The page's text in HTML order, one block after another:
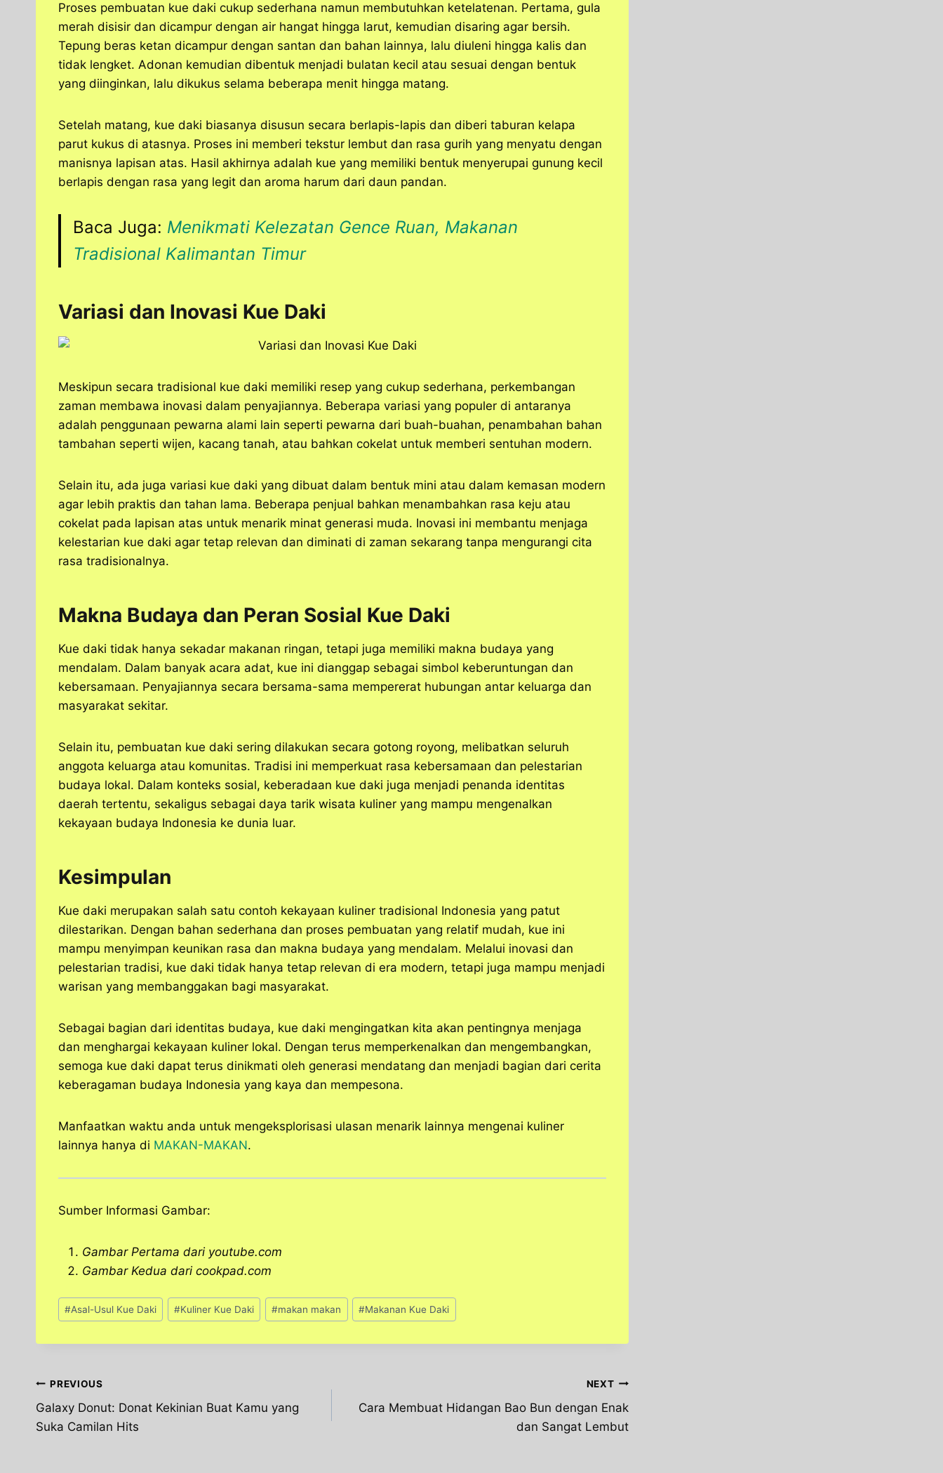
Proses pembuatan kue daki cukup sederhana namun membutuhkan ketelatenan. Pertama, gula
merah disisir dan dicampur dengan air hangat hingga larut, kemudian disaring agar bersih.
Tepung beras ketan dicampur dengan santan dan bahan lainnya, lalu diuleni hingga kalis dan
tidak lengket. Adonan kemudian dibentuk menjadi bulatan kecil atau sesuai dengan bentuk
yang diinginkan, lalu dikukus selama beberapa menit hingga matang.
Setelah matang, kue daki biasanya disusun secara berlapis-lapis dan diberi taburan kelapa
parut kukus di atasnya. Proses ini memberi tekstur lembut dan rasa gurih yang menyatu dengan
manisnya lapisan atas. Hasil akhirnya adalah kue yang memiliki bentuk menyerupai gunung kecil
berlapis dengan rasa yang legit dan aroma harum dari daun pandan.
Baca Juga: Menikmati Kelezatan Gence Ruan, Makanan
Tradisional Kalimantan Timur
Variasi dan Inovasi Kue Daki
Meskipun secara tradisional kue daki memiliki resep yang cukup sederhana, perkembangan
zaman membawa inovasi dalam penyajiannya. Beberapa variasi yang populer di antaranya
adalah penggunaan pewarna alami lain seperti pewarna dari buah-buahan, penambahan bahan
tambahan seperti wijen, kacang tanah, atau bahkan cokelat untuk memberi sentuhan modern.
Selain itu, ada juga variasi kue daki yang dibuat dalam bentuk mini atau dalam kemasan modern
agar lebih praktis dan tahan lama. Beberapa penjual bahkan menambahkan rasa keju atau
cokelat pada lapisan atas untuk menarik minat generasi muda. Inovasi ini membantu menjaga
kelestarian kue daki agar tetap relevan dan diminati di zaman sekarang tanpa mengurangi cita
rasa tradisionalnya.
Makna Budaya dan Peran Sosial Kue Daki
Kue daki tidak hanya sekadar makanan ringan, tetapi juga memiliki makna budaya yang
mendalam. Dalam banyak acara adat, kue ini dianggap sebagai simbol keberuntungan dan
kebersamaan. Penyajiannya secara bersama-sama mempererat hubungan antar keluarga dan
masyarakat sekitar.
Selain itu, pembuatan kue daki sering dilakukan secara gotong royong, melibatkan seluruh
anggota keluarga atau komunitas. Tradisi ini memperkuat rasa kebersamaan dan pelestarian
budaya lokal. Dalam konteks sosial, keberadaan kue daki juga menjadi penanda identitas
daerah tertentu, sekaligus sebagai daya tarik wisata kuliner yang mampu mengenalkan
kekayaan budaya Indonesia ke dunia luar.
Kesimpulan
Kue daki merupakan salah satu contoh kekayaan kuliner tradisional Indonesia yang patut
dilestarikan. Dengan bahan sederhana dan proses pembuatan yang relatif mudah, kue ini
mampu menyimpan keunikan rasa dan makna budaya yang mendalam. Melalui inovasi dan
pelestarian tradisi, kue daki tidak hanya tetap relevan di era modern, tetapi juga mampu menjadi
warisan yang membanggakan bagi masyarakat.
Sebagai bagian dari identitas budaya, kue daki mengingatkan kita akan pentingnya menjaga
dan menghargai kekayaan kuliner lokal. Dengan terus memperkenalkan dan mengembangkan,
semoga kue daki dapat terus dinikmati oleh generasi mendatang dan menjadi bagian dari cerita
keberagaman budaya Indonesia yang kaya dan mempesona.
Manfaatkan waktu anda untuk mengeksplorisasi ulasan menarik lainnya mengenai kuliner
lainnya hanya di MAKAN-MAKAN.
Sumber Informasi Gambar:
Gambar Pertama dari youtube.com
Gambar Kedua dari cookpad.com
Post
Tags:
#Asal-Usul Kue Daki #Kuliner Kue Daki #makan makan #Makanan Kue Daki
Post
navigation
PREVIOUS
Galaxy Donut: Donat Kekinian Buat Kamu yang
Suka Camilan Hits
NEXT
Cara Membuat Hidangan Bao Bun dengan Enak
dan Sangat Lembut